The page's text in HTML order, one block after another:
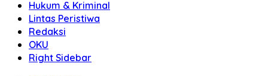
Hukum & Kriminal
Lintas Peristiwa
Redaksi
OKU
Right Sidebar